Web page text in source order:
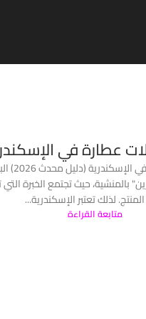
رائحة
بالمنشية، حيث تجتمع الخبرة
لذلك تعتبر الإسكندرية...
متابعة القراءة